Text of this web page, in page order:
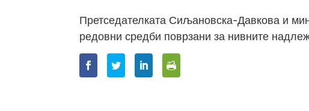
Претседателката Сиљановска-Давкова и
редовни средби поврзани за нивните